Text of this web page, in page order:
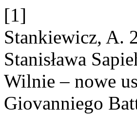
[1]
Stankiewicz, A.
Stanisława
Wilnie – nowe
Giovanniego